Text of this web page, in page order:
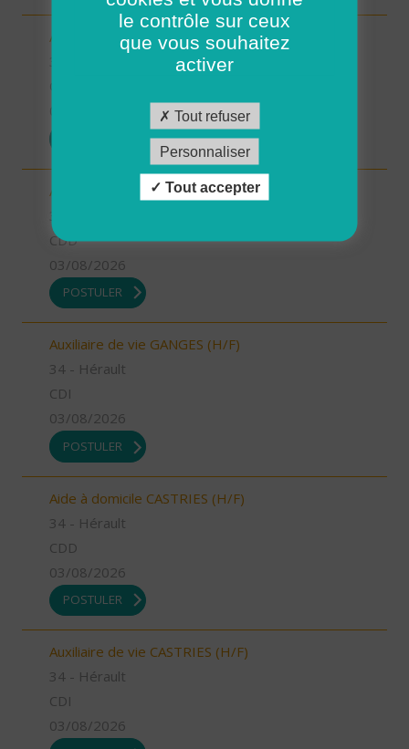
Aide à domicile LE CRES (H/F)
Aide à domicile GANGES (H/F)
CDD
03/08/2026
POSTULER
Auxiliaire de vie GANGES (H/F)
34 - Hérault
CDI
03/08/2026
POSTULER
Aide à domicile CASTRIES (H/F)
34 - Hérault
CDD
03/08/2026
POSTULER
Auxiliaire de vie CASTRIES (H/F)
34 - Hérault
CDI
03/08/2026
le contrôle sur ceux
que vous souhaitez
activer
Tout refuser
Personnaliser
Tout accepter